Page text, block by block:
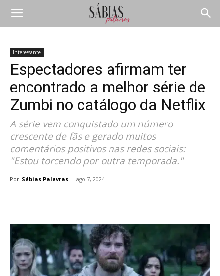
Interessante
Espectadores afirmam ter
encontrado a melhor série de
Zumbi no catálogo da Netflix
A série vem conquistado um número
crescente de fãs e gerado muitos
comentários positivos nas redes sociais:
"Estou torcendo por outra temporada."
Por Sábias Palavras - ago 7, 2024